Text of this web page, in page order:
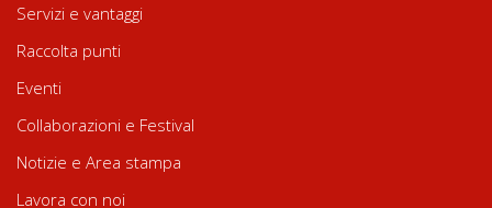
Servizi e vantaggi
Raccolta punti
Eventi
Collaborazioni e Festival
Notizie e Area stampa
Lavora con noi